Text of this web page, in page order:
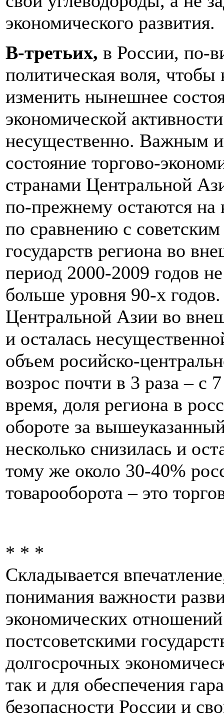
экономического развития.
В-третьих, в России, по-
политическая воля,
изменить нынешнее
экономической
несущественно. Важным
состояние торгово-
странами Центральной
по-прежнему остаются на
по сравнению с
государств региона во
период 2000-2009 годов
больше уровня 90-х
Центральной Азии во
и осталась
объем росийско-
возрос почти в 3 раза – с
время, доля региона в
обороте за
несколько снизилась и
тому же около 30-40%
товарооборота – это
* * *
Складывается
понимания важности
экономических
постсоветскими
долгосрочных
так и для обеспечения
безопасности России и